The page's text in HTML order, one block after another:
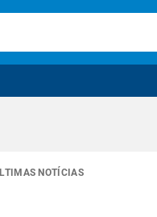
NOTÍCIAS
brasileiro